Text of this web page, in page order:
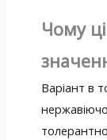
Чому
Варіант в